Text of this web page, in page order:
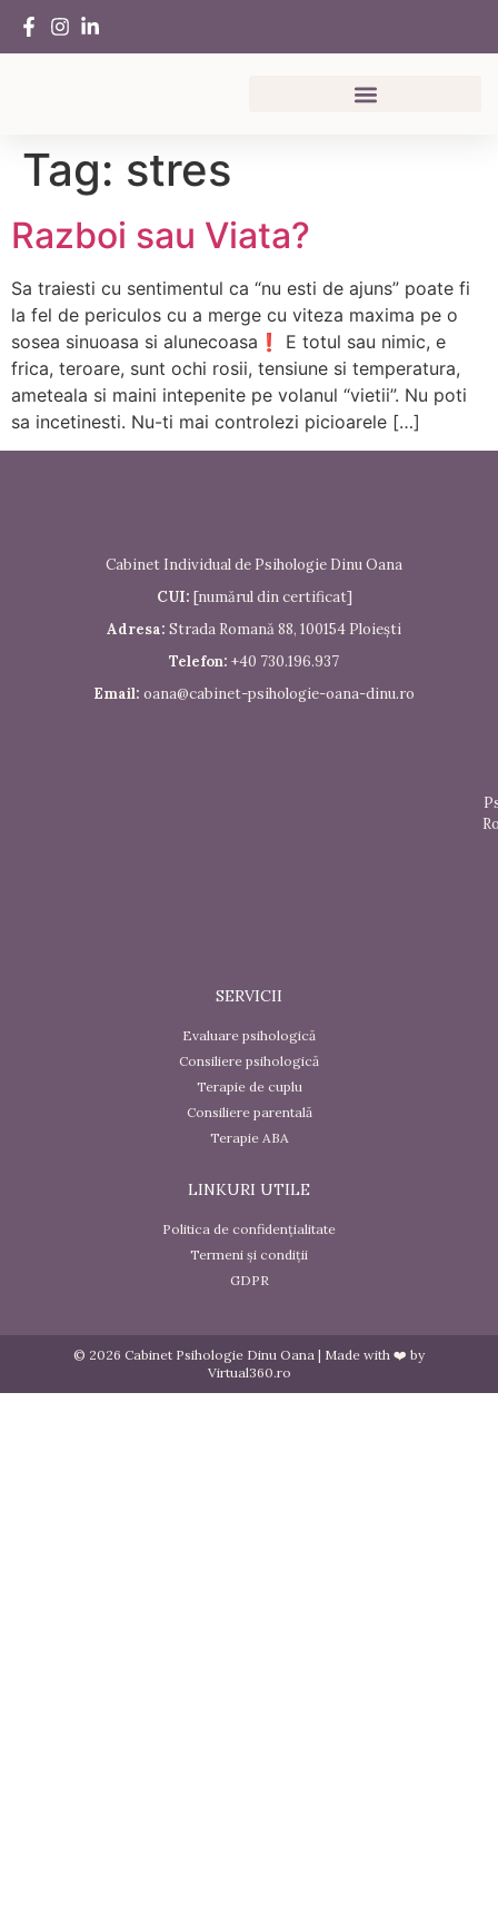
Tag: stres
Razboi sau Viata?
Sa traiesti cu sentimentul ca “nu esti de ajuns” poate fi
la fel de periculos cu a merge cu viteza maxima pe o
sosea sinuoasa si alunecoasa❗ E totul sau nimic, e
frica, teroare, sunt ochi rosii, tensiune si temperatura,
ameteala si maini intepenite pe volanul “vietii”. Nu poti
sa incetinesti. Nu-ti mai controlezi picioarele […]
Cabinet Individual de Psihologie Dinu Oana
CUI: [numărul din certificat]
Adresa: Strada Romană 88, 100154 Ploiești
Telefon: +40 730.196.937
Email: oana@cabinet-psihologie-oana-dinu.ro
SERVICII
Evaluare psihologică
Consiliere psihologică
Terapie de cuplu
Consiliere parentală
Terapie ABA
LINKURI UTILE
Politica de confidențialitate
Termeni și condiții
GDPR
© 2026 Cabinet Psihologie Dinu Oana | Made with ❤️ by
Virtual360.ro